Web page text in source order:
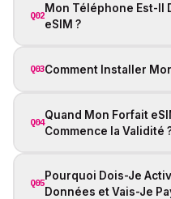
Q02
Mon Téléphone Est-Il
eSIM ?
Q03Comment Installer
Q04
Quand Mon Forfait
Commence la Validité
Q05
Pourquoi Dois-Je
Données et Vais-Je